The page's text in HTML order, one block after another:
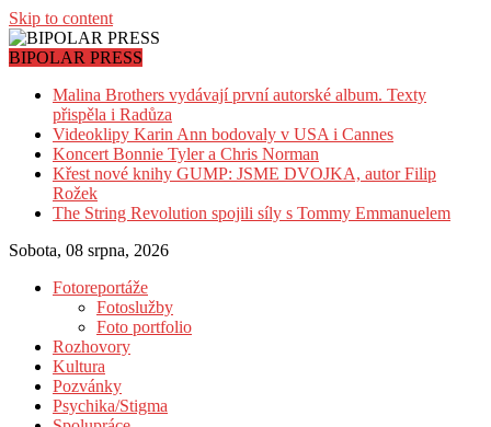
Skip to content
BIPOLAR PRESS
Malina Brothers vydávají první autorské album. Texty
přispěla i Radůza
Videoklipy Karin Ann bodovaly v USA i Cannes
Koncert Bonnie Tyler a Chris Norman
Křest nové knihy GUMP: JSME DVOJKA, autor Filip
Rožek
The String Revolution spojili síly s Tommy Emmanuelem
Sobota, 08 srpna, 2026
Fotoreportáže
Fotoslužby
Foto portfolio
Rozhovory
Kultura
Pozvánky
Psychika/Stigma